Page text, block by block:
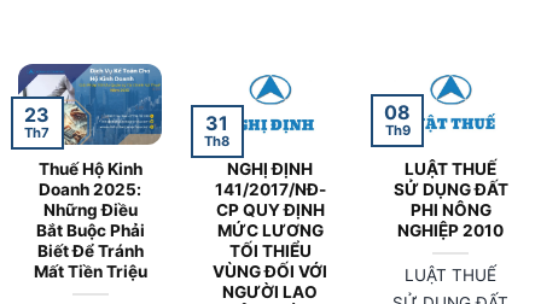
Thuế Hộ Kinh
Doanh 2025:
Những Điều
Bắt Buộc Phải
Biết Để Tránh
Mất Tiền Triệu
23
Th7
NGHỊ ĐỊNH
141/2017/NĐ-
CP QUY ĐỊNH
MỨC LƯƠNG
TỐI THIỂU
VÙNG ĐỐI VỚI
NGƯỜI LAO
31
Th8
LUẬT THUẾ
SỬ DỤNG ĐẤT
PHI NÔNG
NGHIỆP 2010
LUẬT THUẾ
08
Th9